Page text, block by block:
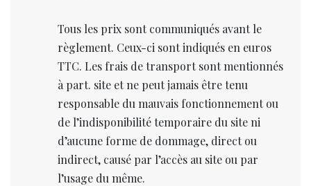
Tous les prix sont communiqués avant le
règlement. Ceux-ci sont indiqués en euros
TTC. Les frais de transport sont mentionnés
à part. site et ne peut jamais être tenu
responsable du mauvais fonctionnement ou
de l’indisponibilité temporaire du site ni
d’aucune forme de dommage, direct ou
indirect, causé par l’accès au site ou par
l’usage du même.